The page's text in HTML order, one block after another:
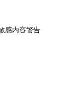
感内容警告